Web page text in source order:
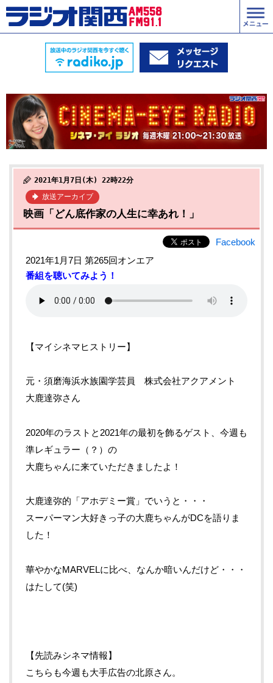
2021年1月7日(木) 22時22分
放送アーカイブ
映画「どん底作家の人生に幸あれ！」
Facebook
2021年1月7日 第265回オンエア
番組を聴いてみよう！
【マイシネマヒストリー】
元・須磨海浜水族園学芸員 株式会社アクアメント
大鹿達弥さん
2020年のラストと2021年の最初を飾るゲスト、今週も
準レギュラー（？）の
大鹿ちゃんに来ていただきましたよ！
大鹿達弥的「アホデミー賞」でいうと・・・
スーパーマン大好きっ子の大鹿ちゃんがDCを語りま
した！
華やかなMARVELに比べ、なんか暗いんだけど・・・
はたして(笑)
【先読みシネマ情報】
こちらも今週も大手広告の北原さん。